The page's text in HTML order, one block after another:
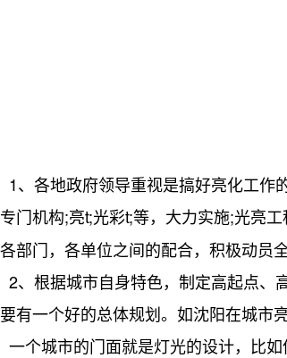
1、各地政府领导重视是搞好亮化工作
专门机构;亮t;光彩t;等，大力实施;光亮
各部门，各单位之间的配合，积极动员
2、根据城市自身特色，制定高起点、
要有一个好的总体规划。如沈阳在城市
一个城市的门面就是灯光的设计，比